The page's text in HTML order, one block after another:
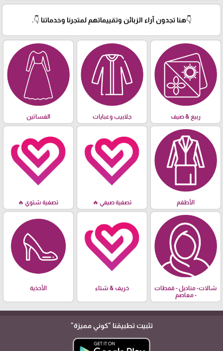
👇هنا تجدون آراء الزبائن وتقييماتهم لمتجرنا وخدماتنا 👇.
ربيع & صيف جلابيب وعبايات الفساتين
الأطقم تصفية صيفي 🔥 تصفية شتوي 🔥
شالات- مناديل - قمطات
- معاصم
خريف & شتاء الأحذية
تثبيت تطبيقنا "كوني مميزة"